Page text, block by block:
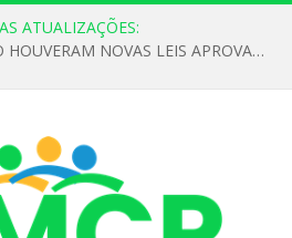
ATUALIZAÇÕES:
DECLARAMOS QUE NÃO HOUVERAM NOVAS LEIS APROVADAS ATÉ O MOMENTO PARA O INSTITUTO DE PREVIDÊNCIA NO ANO DE 2026